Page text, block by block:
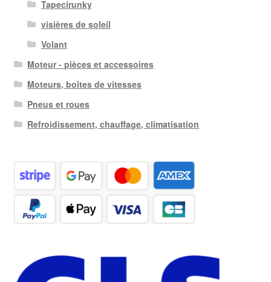
Tapecírunky
visières de soleil
Volant
Moteur - pièces et accessoires
Moteurs, boîtes de vitesses
Pneus et roues
Refroidissement, chauffage, climatisation